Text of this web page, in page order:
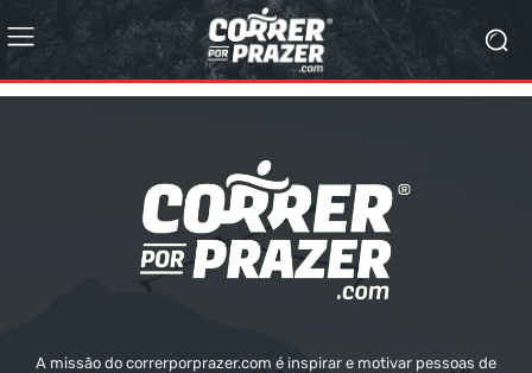
A missão do correrporprazer.com é inspirar e motivar pessoas de